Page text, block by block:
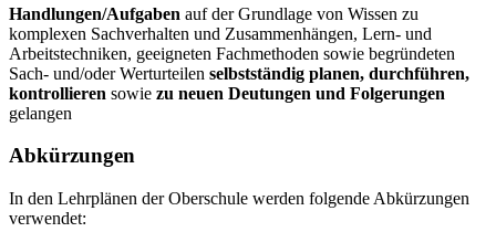
Handlungen/Aufgaben auf der Grundlage von Wissen zu
komplexen Sachverhalten und Zusammenhängen, Lern- und
Arbeitstechniken, geeigneten Fachmethoden sowie begründeten
Sach- und/oder Werturteilen selbstständig planen, durchführen,
kontrollieren sowie zu neuen Deutungen und Folgerungen
gelangen
Abkürzungen
In den Lehrplänen der Oberschule werden folgende Abkürzungen
verwendet: